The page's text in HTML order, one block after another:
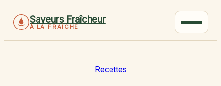
Saveurs Fraîcheur
À LA FRAÎCHE
Recettes